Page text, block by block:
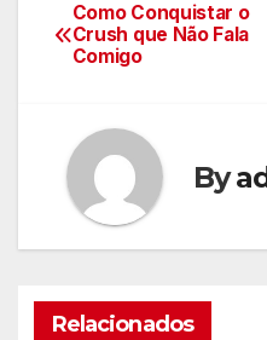
Navegação
de
Post
Como Conquistar o
Crush que Não Fala
Comigo
By
Relacionados